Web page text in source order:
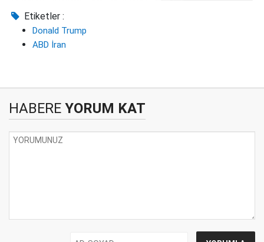
Etiketler :
Donald Trump
ABD İran
HABERE YORUM KAT